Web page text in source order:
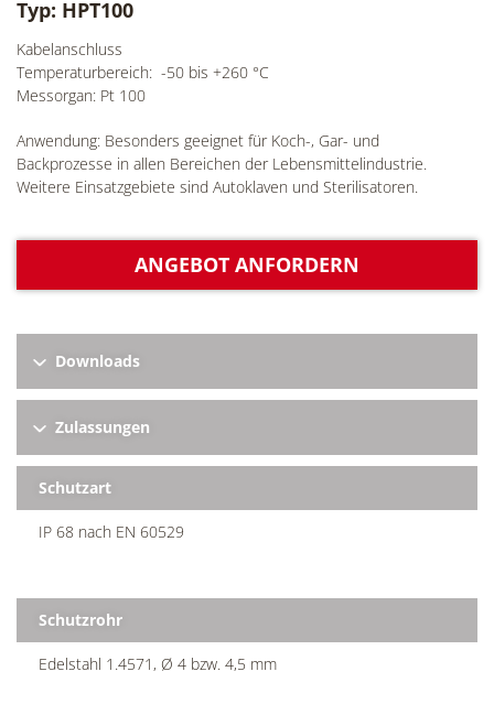
Typ: HPT100
Kabelanschluss
Temperaturbereich: -50 bis +260 °C
Messorgan: Pt 100
Anwendung: Besonders geeignet für Koch-, Gar- und
Backprozesse in allen Bereichen der Lebensmittelindustrie.
Weitere Einsatzgebiete sind Autoklaven und Sterilisatoren.
ANGEBOT ANFORDERN
Downloads
Zulassungen
Schutzart
IP 68 nach EN 60529
Schutzrohr
Edelstahl 1.4571, Ø 4 bzw. 4,5 mm